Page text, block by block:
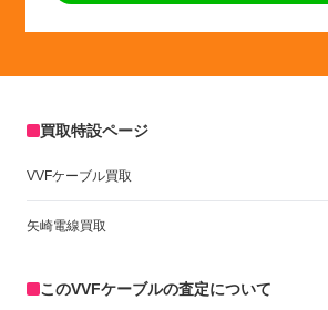
買取特設ページ
VVFケーブル買取
矢崎電線買取
このVVFケーブルの査定について